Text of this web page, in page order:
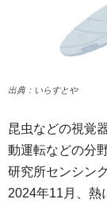
出典：いらすとや
昆虫などの視覚
動運転などの分
研究所センシン
2024年11月、熱